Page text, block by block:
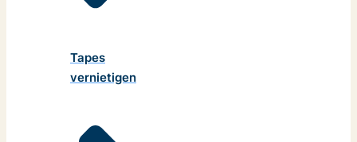
Tapes
vernietigen